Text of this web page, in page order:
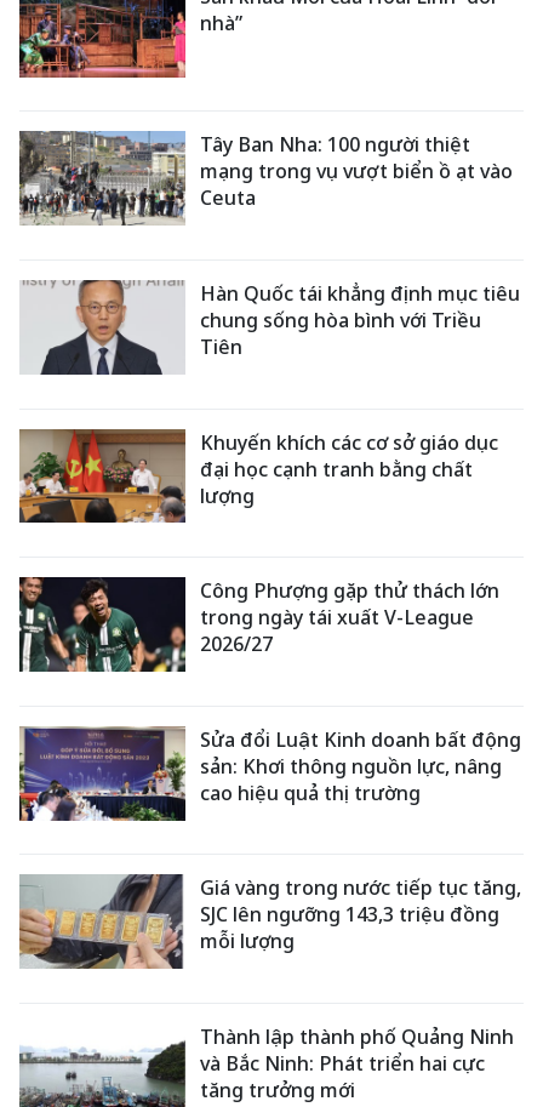
nhà”
Tây Ban Nha: 100 người thiệt
mạng trong vụ vượt biển ồ ạt vào
Ceuta
Hàn Quốc tái khẳng định mục tiêu
chung sống hòa bình với Triều
Tiên
Khuyến khích các cơ sở giáo dục
đại học cạnh tranh bằng chất
lượng
Công Phượng gặp thử thách lớn
trong ngày tái xuất V-League
2026/27
Sửa đổi Luật Kinh doanh bất động
sản: Khơi thông nguồn lực, nâng
cao hiệu quả thị trường
Giá vàng trong nước tiếp tục tăng,
SJC lên ngưỡng 143,3 triệu đồng
mỗi lượng
Thành lập thành phố Quảng Ninh
và Bắc Ninh: Phát triển hai cực
tăng trưởng mới